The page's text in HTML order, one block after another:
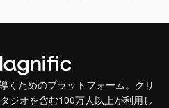
くためのプラットフォーム。クリ
ジオを含む100万人以上が利用し